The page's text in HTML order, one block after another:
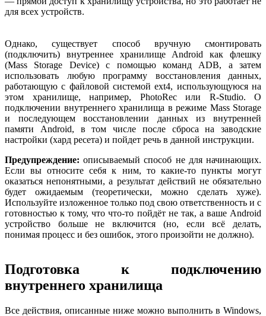
для всех устройств.
Однако, существует способ вручную смонтировать
(подключить) внутреннее хранилище Android как флешку
(Mass Storage Device) с помощью команд ADB, а затем
использовать любую программу восстановления данных,
работающую с файловой системой ext4, использующуюся на
этом хранилище, например, PhotoRec или R-Studio. О
подключении внутреннего хранилища в режиме Mass Storage
и последующем восстановлении данных из внутренней
памяти Android, в том числе после сброса на заводские
настройки (хард ресета) и пойдет речь в данной инструкции.
Предупреждение: описываемый способ не для начинающих.
Если вы относите себя к ним, то какие-то пункты могут
оказаться непонятными, а результат действий не обязательно
будет ожидаемым (теоретически, можно сделать хуже).
Используйте изложенное только под свою ответственность и с
готовностью к тому, что что-то пойдёт не так, а ваше Android
устройство больше не включится (но, если всё делать,
понимая процесс и без ошибок, этого произойти не должно).
Подготовка к подключению
внутреннего хранилища
Все действия, описанные ниже можно выполнить в Windows,